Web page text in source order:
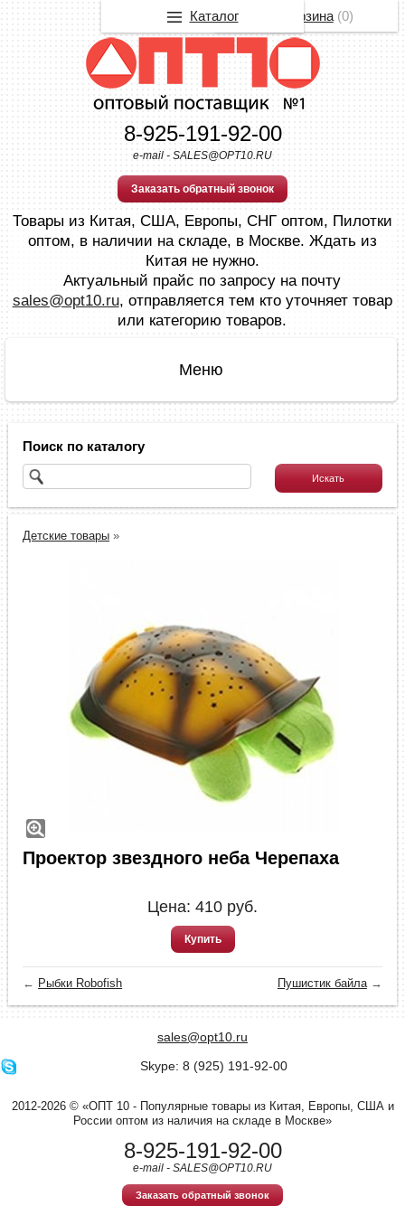
8-925-191-92-00
e-mail - SALES@OPT10.RU
Заказать обратный звонок
Товары из Китая, США, Европы, СНГ оптом, Пилотки
оптом, в наличии на складе, в Москве. Ждать из
Китая не нужно.
Актуальный прайс по запросу на почту
sales@opt10.ru, отправляется тем кто уточняет товар
или категорию товаров.
Поиск по каталогу
Детские товары »
Проектор звездного неба Черепаха
Цена: 410 руб.
Купить
← Рыбки Robofish Пушистик байла→
sales@opt10.ru
Skype: 8 (925) 191-92-00
2012-2026 © «ОПТ 10 - Популярные товары из Китая, Европы, США и
России оптом из наличия на складе в Москве»
8-925-191-92-00
e-mail - SALES@OPT10.RU
Заказать обратный звонок
Корзина(0)
Каталог